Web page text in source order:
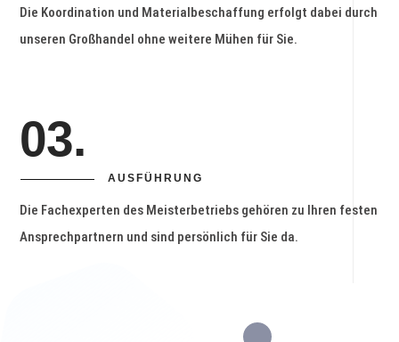
Die Koordination und Materialbeschaffung erfolgt dabei durch
unseren Großhandel ohne weitere Mühen für Sie.
03.
AUSFÜHRUNG
Die Fachexperten des Meisterbetriebs gehören zu Ihren festen
Ansprechpartnern und sind persönlich für Sie da.